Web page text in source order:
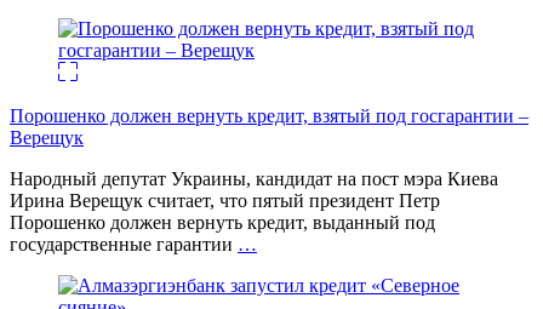
Порошенко должен вернуть кредит, взятый под госгарантии –
Верещук
Народный депутат Украины, кандидат на пост мэра Киева
Ирина Верещук считает, что пятый президент Петр
Порошенко должен вернуть кредит, выданный под
государственные гарантии …